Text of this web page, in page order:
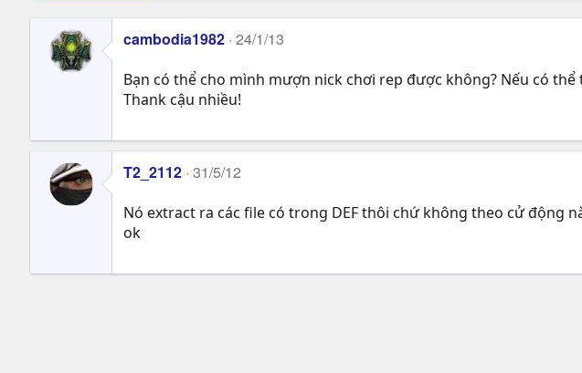
cambodia1982 24/1/13
Bạn có thể cho mình mượn nick chơi rep được không? Nếu có
Thank cậu nhiều!
T2_2112 31/5/12
Nó extract ra các file có trong DEF thôi chứ không theo cử động
ok